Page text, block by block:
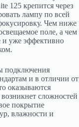
125 крепится через
лампу по всей
Чем ниже
поле, а чем
и уже эффективно
подключения
и в отличии от
оказываются
сложностей
покрытие
влажности и